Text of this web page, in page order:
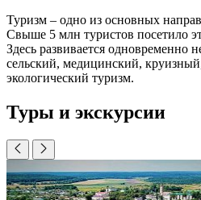
Туризм – одно из основных
Свыше 5 млн туристов посетило
Здесь развивается одновременно
сельский, медицинский,
экологический туризм.
Туры и экскурсии